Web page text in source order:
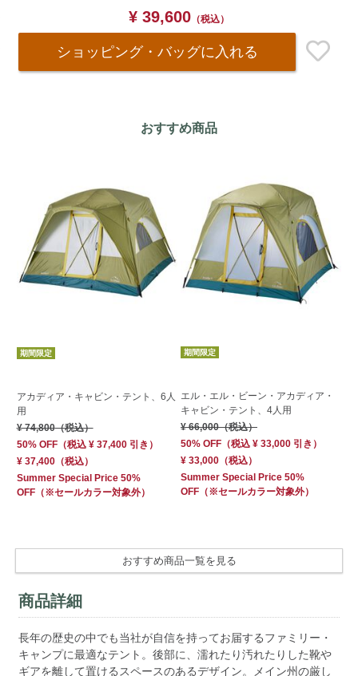
¥ 39,600 （税込）
ショッピング・バッグに入れる
おすすめ商品
期間限定
アカディア・キャビン・テント、6人
用
¥ 74,800（税込）
50% OFF（税込 ¥ 37,400引き）
¥ 37,400（税込）
Summer Special Price 50%
OFF（※セールカラー対象外）
期間限定
エル・エル・ビーン・アカディア・
キャビン・テント、4人用
¥ 66,000（税込）
50% OFF （税込 ¥ 33,000 引き）
¥ 33,000 （税込）
Summer Special Price 50%
OFF （※セールカラー対象外）
おすすめ商品一覧を見る
商品詳細
長年の歴史の中でも当社が自信を持ってお届するファミリー・
キャンプに最適なテント。後部に、濡れたり汚れたりした靴や
ギアを離して置けるスペースのあるデザイン。メイン州の厳し